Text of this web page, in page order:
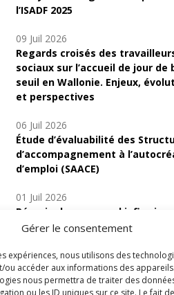
Gérer le consentement
expériences, nous utilisons des
ou accéder aux informations des
nous permettra de traiter des
ou les ID uniques sur ce site. Le fait
l’ISADF 2025
09 Juil 2026
Regards croisés des
sociaux sur l’accueil de jour de
seuil en Wallonie. Enjeux,
et perspectives
06 Juil 2026
Étude d’évaluabilité des
d’accompagnement à
d’emploi (SAACE)
01 Juil 2026
Pénurie du personnel infirmier
indicateurs d’offre de soins pour